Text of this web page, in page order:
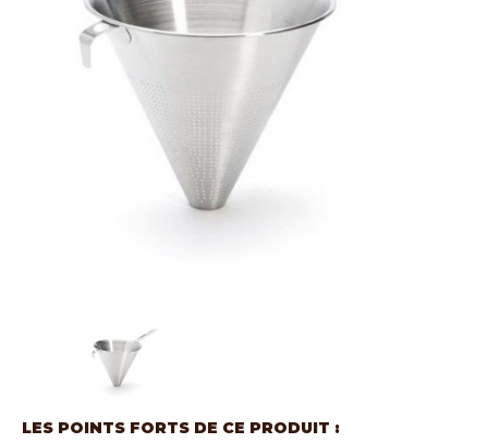
LES POINTS FORTS DE CE PRODUIT :